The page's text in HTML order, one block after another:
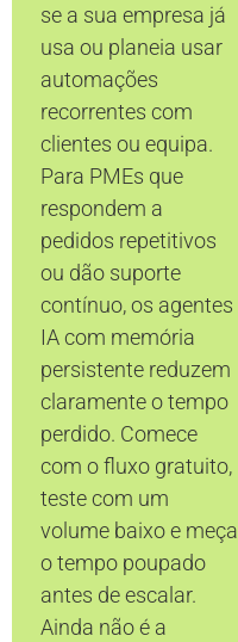
se a sua empresa já
usa ou planeia usar
automações
recorrentes com
clientes ou equipa.
Para PMEs que
respondem a
pedidos repetitivos
ou dão suporte
contínuo, os agentes
IA com memória
persistente reduzem
claramente o tempo
perdido. Comece
com o fluxo gratuito,
teste com um
volume baixo e meça
o tempo poupado
antes de escalar.
Ainda não é a